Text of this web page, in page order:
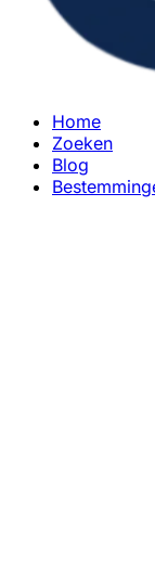
Home
Zoeken
Blog